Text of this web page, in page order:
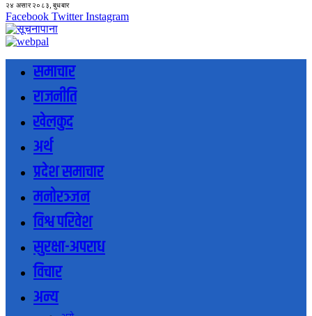
२४ असार २०८३, बुधबार
Facebook Twitter Instagram
समाचार
राजनीति
खेलकुद
अर्थ
प्रदेश समाचार
मनोरञ्जन
विश्व परिवेश
सुरक्षा-अपराध
विचार
अन्य